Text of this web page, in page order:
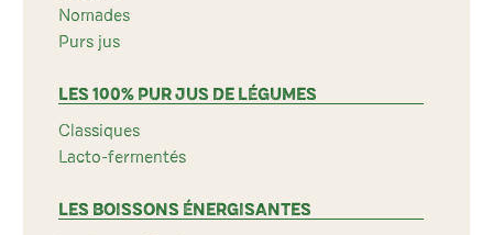
Nomades
Purs jus
LES 100% PUR JUS DE LÉGUMES
Classiques
Lacto-fermentés
LES BOISSONS ÉNERGISANTES